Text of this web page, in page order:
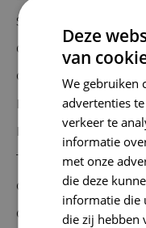
Social advertising
Content creatie
Conversie
Linkbuilding
Internationale
Tracking
Online marketing
Online marketing in
Deze
van
We gebruiken
advertenties
verkeer te
informatie
met onze
die deze
informatie die
die zij hebben